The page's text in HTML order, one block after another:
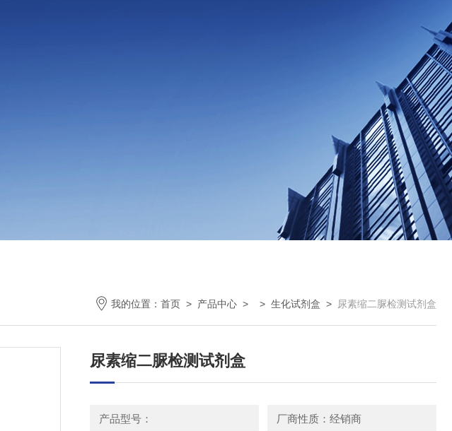
我的位置： 首页 > 产品中心 > > 生化试剂盒 > 尿素缩二脲检测试剂盒
尿素缩二脲检测试剂盒
产品型号： 厂商性质：经销商